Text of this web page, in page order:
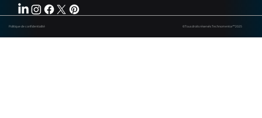
Politique de confidentialité ©Tous droits réservés Technomentor™ 2025